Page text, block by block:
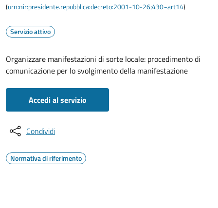
(urn:nir:presidente.repubblica:decreto:2001-10-26;430~art14)
Servizio attivo
Organizzare manifestazioni di sorte locale: procedimento di
comunicazione per lo svolgimento della manifestazione
Accedi al servizio
Condividi
Normativa di riferimento